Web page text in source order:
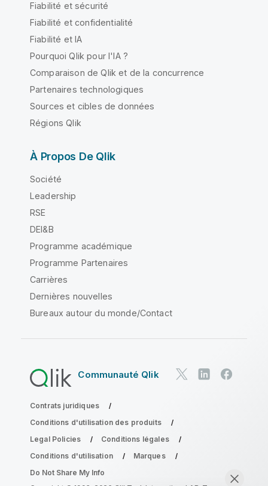
Fiabilité et sécurité
Fiabilité et confidentialité
Fiabilité et IA
Pourquoi Qlik pour l'IA ?
Comparaison de Qlik et de la concurrence
Partenaires technologiques
Sources et cibles de données
Régions Qlik
À Propos De Qlik
Société
Leadership
RSE
DEI&B
Programme académique
Programme Partenaires
Carrières
Dernières nouvelles
Bureaux autour du monde/Contact
Communauté Qlik
Contrats juridiques
Conditions d'utilisation des produits
Legal Policies
Conditions légales
Conditions d'utilisation
Marques
Do Not Share My Info